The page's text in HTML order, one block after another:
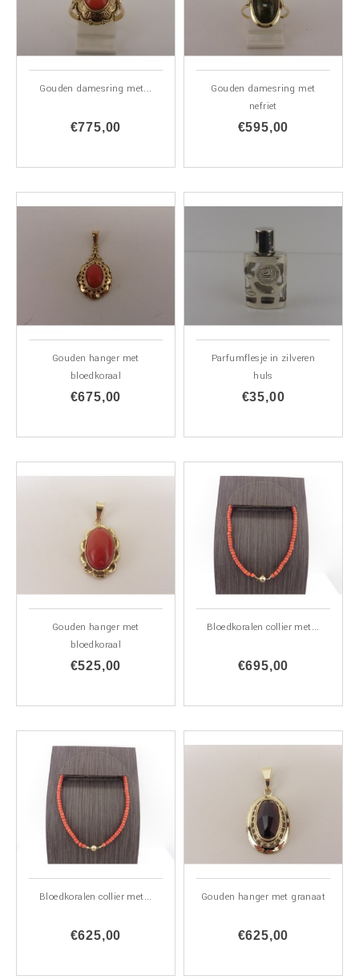
Gouden damesring met...
€775,00
Gouden damesring met
nefriet
€595,00
Gouden hanger met
bloedkoraal
€675,00
Parfumflesje in zilveren
huls
€35,00
Gouden hanger met
bloedkoraal
€525,00
Bloedkoralen collier met...
€695,00
Bloedkoralen collier met...
€625,00
Gouden hanger met granaat
€625,00